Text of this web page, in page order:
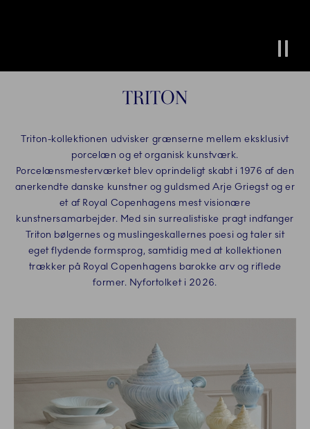
TRITON
Triton-kollektionen udvisker grænserne mellem eksklusivt
porcelæn og et organisk kunstværk.
Porcelænsmesterværket blev oprindeligt skabt i 1976 af den
anerkendte danske kunstner og guldsmed Arje Griegst og er
et af Royal Copenhagens mest visionære
kunstnersamarbejder. Med sin surrealistiske pragt indfanger
Triton bølgernes og muslingeskallernes poesi og taler sit
eget flydende formsprog, samtidig med at kollektionen
trækker på Royal Copenhagens barokke arv og riflede
former. Nyfortolket i 2026.